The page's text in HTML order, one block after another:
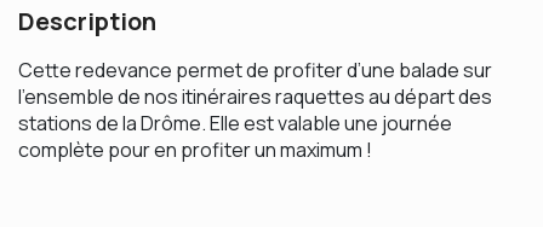
Description
Cette redevance permet de profiter d’une balade sur
l’ensemble de nos itinéraires raquettes au départ des
stations de la Drôme. Elle est valable une journée
complète pour en profiter un maximum !